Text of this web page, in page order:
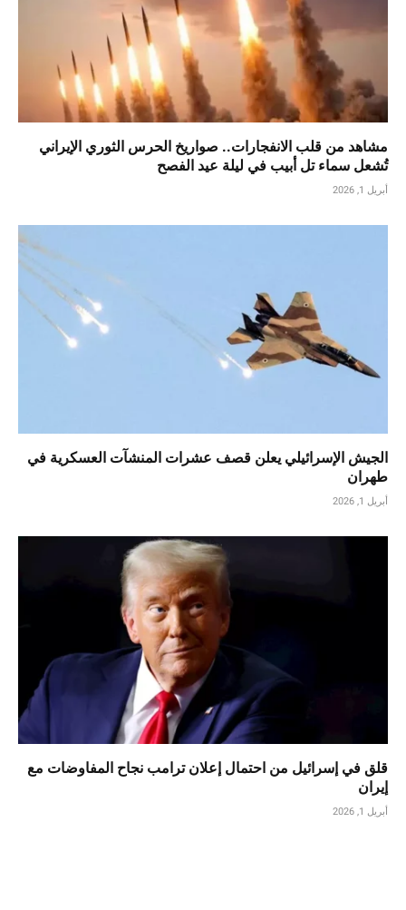
مشاهد من قلب الانفجارات.. صواريخ الحرس الثوري الإيراني
تُشعل سماء تل أبيب في ليلة عيد الفصح
أبريل 1, 2026
الجيش الإسرائيلي يعلن قصف عشرات المنشآت العسكرية في
طهران
أبريل 1, 2026
قلق في إسرائيل من احتمال إعلان ترامب نجاح المفاوضات مع
إيران
أبريل 1, 2026